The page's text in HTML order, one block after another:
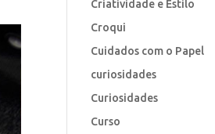
Criatividade e Estilo
Croqui
Cuidados com o Papel
curiosidades
Curiosidades
Curso